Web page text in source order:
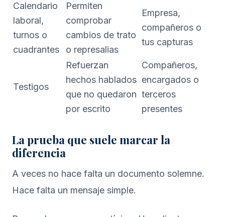
Calendario
laboral,
turnos o
cuadrantes
Permiten
comprobar
cambios de trato
o represalias
Empresa,
compañeros o
tus capturas
Testigos
Refuerzan
hechos hablados
que no quedaron
por escrito
Compañeros,
encargados o
terceros
presentes
La prueba que suele marcar la
diferencia
A veces no hace falta un documento solemne.
Hace falta un mensaje simple.